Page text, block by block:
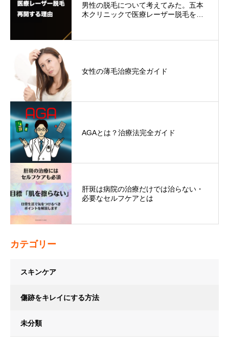
男性の脱毛について考えてみた。五本
木クリニックで医療レーザー脱毛を…
女性の薄毛治療完全ガイド
AGAとは？治療法完全ガイド
肝斑は病院の治療だけでは治らない・
必要なセルフケアとは
カテゴリー
スキンケア
傷跡をキレイにする方法
未分類